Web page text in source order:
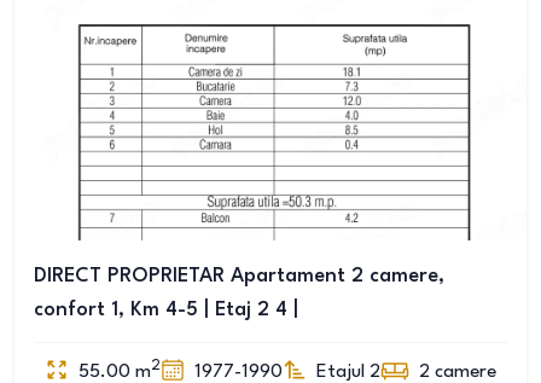
DIRECT PROPRIETAR Apartament 2 camere,
confort 1, Km 4-5 | Etaj 2 4 |
55.00 m2 1977-1990 Etajul 2 2 camere